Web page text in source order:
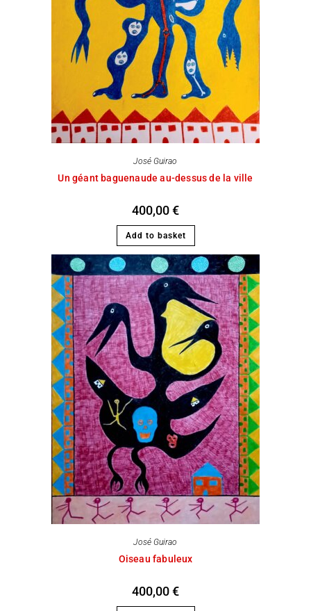
José Guirao
Un géant baguenaude au-dessus de la ville
400,00€
Add to basket
José Guirao
Oiseau fabuleux
400,00€